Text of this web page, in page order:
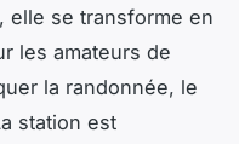
elle se transforme en
les amateurs de
la randonnée, le
station est